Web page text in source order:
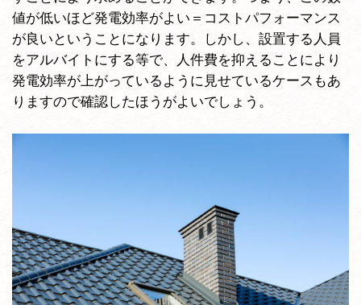
値が低いほど発電効率がよい＝コストパフォーマンス
が良いということになります。しかし、設置する人員
をアルバイトにする等で、人件費を抑えることにより
発電効率が上がっているように見せているケースもあ
りますので確認したほうがよいでしょう。